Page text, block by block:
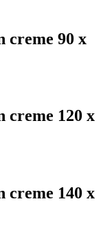
creme 90 x
creme 120 x
creme 140 x